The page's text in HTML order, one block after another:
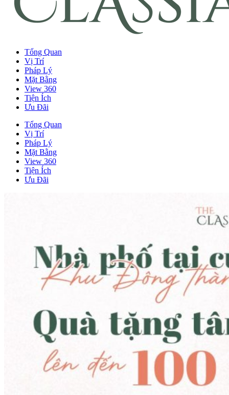
Tổng Quan
Vị Trí
Pháp Lý
Mặt Bằng
View 360
Tiện Ích
Ưu Đãi
Tổng Quan
Vị Trí
Pháp Lý
Mặt Bằng
View 360
Tiện Ích
Ưu Đãi